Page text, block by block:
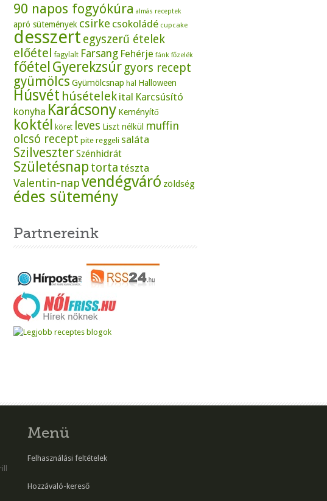
90 napos fogyókúra almás receptek
apró sütemények csirke csokoládé cupcake
desszert egyszerű ételek
előétel fagylalt Farsang Fehérje fánk főzelék
főétel Gyerekzsúr gyors recept
gyümölcs Gyümölcsnap hal Halloween
Húsvét húsételek ital Karcsúsító
konyha Karácsony Keményítő
koktél köret leves Liszt nélkül muffin
olcsó recept pite reggeli saláta
SzilveszterSzénhidrát
Születésnap torta tészta
Valentin-napvendégváró zöldség
édes sütemény
Partnereink
Menü
Felhasználási feltételek
Hozzávaló-kereső